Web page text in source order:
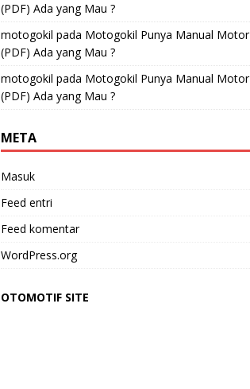
(PDF) Ada yang Mau ?
motogokil pada Motogokil Punya Manual Motor
(PDF) Ada yang Mau ?
motogokil pada Motogokil Punya Manual Motor
(PDF) Ada yang Mau ?
META
Masuk
Feed entri
Feed komentar
WordPress.org
OTOMOTIF SITE